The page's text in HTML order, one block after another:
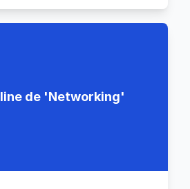
de 'Networking'